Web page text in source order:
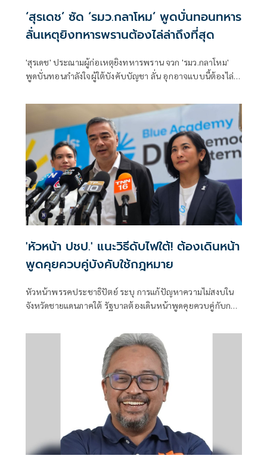
‘สุรเดช’ ซัด ‘รมว.กลาโหม’ พูดบั่นทอนทหาร
ลั่นเหตุยิงทหารพรานต้องไล่ล่าถึงที่สุด
'สุรเดช' ประณามผู้ก่อเหตุยิงทหารพราน จวก 'รมว.กลาโหม'
พูดบั่นทอนกำลังใจผู้ใต้บังคับบัญชา ลั่น อุกอาจแบบนี้ต้องไล่
ฝาถู
'หัวหน้า ปชป.' แนะวิธีดับไฟใต้! ต้องเดินหน้า
พูดคุยควบคู่บังคับใช้กฎหมาย
หัวหน้าพรรคประชาธิปัตย์ ระบุ การแก้ปัญหาความไม่สงบใน
จังหวัดชายแดนภาคใต้ รัฐบาลต้องเดินหน้าพูดคุยควบคู่กับการ